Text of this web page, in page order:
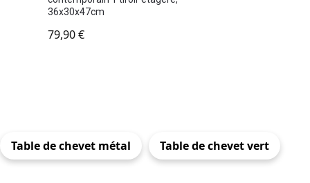
36x30x47cm
79,90€
Table de chevet métal Table de chevet vert